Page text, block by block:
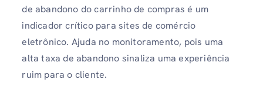
de abandono do carrinho de compras é um
indicador crítico para sites de comércio
eletrônico. Ajuda no monitoramento, pois uma
alta taxa de abandono sinaliza uma experiência
ruim para o cliente.